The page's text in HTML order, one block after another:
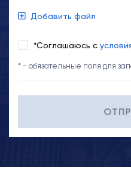
Добавить файл
*Соглашаюсь с
* - обязательные поля для